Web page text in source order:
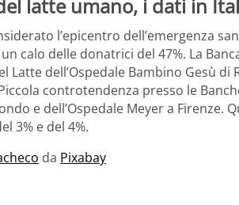
latte umano, i dati in
l’epicentro dell’emergenza
calo delle donatrici del 47%. La
Latte dell’Ospedale Bambino Gesù di
controtendenza presso le
e dell’Ospedale Meyer a
3% e del 4%.
da Pixabay